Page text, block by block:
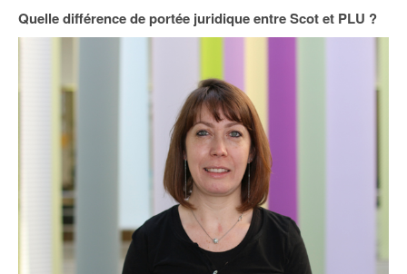
Marchés publics
92
94
95
Lire les résumés
Quelle différence de portée juridique entre Scot et PLU ?